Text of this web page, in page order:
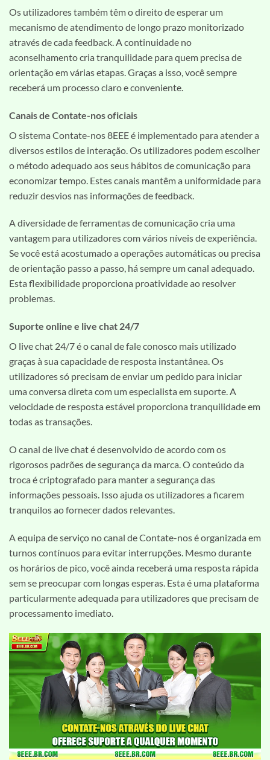
Os utilizadores também têm o direito de esperar um
mecanismo de atendimento de longo prazo monitorizado
através de cada feedback. A continuidade no
aconselhamento cria tranquilidade para quem precisa de
orientação em várias etapas. Graças a isso, você sempre
receberá um processo claro e conveniente.
Canais de Contate-nos oficiais
O sistema Contate-nos 8EEE é implementado para atender a
diversos estilos de interação. Os utilizadores podem escolher
o método adequado aos seus hábitos de comunicação para
economizar tempo. Estes canais mantêm a uniformidade para
reduzir desvios nas informações de feedback.
A diversidade de ferramentas de comunicação cria uma
vantagem para utilizadores com vários níveis de experiência.
Se você está acostumado a operações automáticas ou precisa
de orientação passo a passo, há sempre um canal adequado.
Esta flexibilidade proporciona proatividade ao resolver
problemas.
Suporte online e live chat 24/7
O live chat 24/7 é o canal de fale conosco mais utilizado
graças à sua capacidade de resposta instantânea. Os
utilizadores só precisam de enviar um pedido para iniciar
uma conversa direta com um especialista em suporte. A
velocidade de resposta estável proporciona tranquilidade em
todas as transações.
O canal de live chat é desenvolvido de acordo com os
rigorosos padrões de segurança da marca. O conteúdo da
troca é criptografado para manter a segurança das
informações pessoais. Isso ajuda os utilizadores a ficarem
tranquilos ao fornecer dados relevantes.
A equipa de serviço no canal de Contate-nos é organizada em
turnos contínuos para evitar interrupções. Mesmo durante
os horários de pico, você ainda receberá uma resposta rápida
sem se preocupar com longas esperas. Esta é uma plataforma
particularmente adequada para utilizadores que precisam de
processamento imediato.